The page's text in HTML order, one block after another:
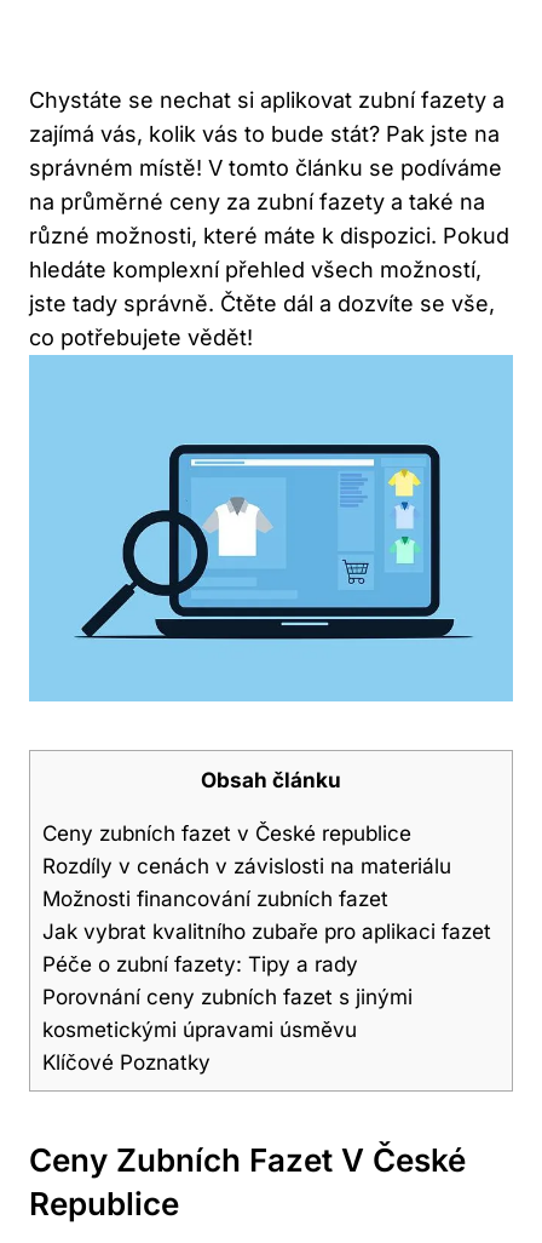
Chystáte se nechat si aplikovat zubní fazety a
zajímá vás, kolik vás to bude stát? Pak jste na
správném místě! V tomto článku se podíváme
na průměrné ceny za zubní fazety a také na
různé možnosti, které máte k dispozici. Pokud
hledáte komplexní přehled všech možností,
jste tady správně. Čtěte dál a dozvíte se vše,
co potřebujete vědět!
Obsah článku
Ceny zubních fazet v České republice
Rozdíly v cenách v závislosti na materiálu
Možnosti financování zubních fazet
Jak vybrat kvalitního zubaře pro aplikaci fazet
Péče o zubní fazety: Tipy a rady
Porovnání ceny zubních fazet s jinými
kosmetickými úpravami úsměvu
Klíčové Poznatky
Ceny Zubních Fazet V České
Republice